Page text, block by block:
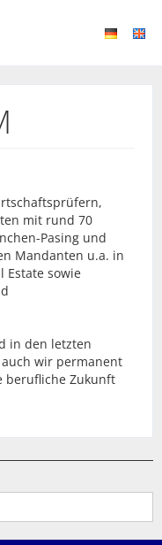
mit rund 70
Pasing und
Mandanten u.a. in
Estate sowie
in den letzten
auch wir permanent
berufliche Zukunft